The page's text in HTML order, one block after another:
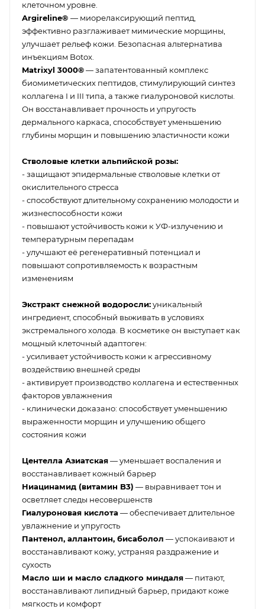
клеточном уровне.
Argireline® — миорелаксирующий пептид,
эффективно разглаживает мимические морщины,
улучшает рельеф кожи. Безопасная альтернатива
инъекциям Botox.
Matrixyl 3000®— запатентованный комплекс
биомиметических пептидов, стимулирующий синтез
коллагена I и III типа, а также гиалуроновой кислоты.
Он восстанавливает прочность и упругость
дермального каркаса, способствует уменьшению
глубины морщин и повышению эластичности кожи
Стволовые клетки альпийской розы:
- защищают эпидермальные стволовые клетки от
окислительного стресса
- способствуют длительному сохранению молодости и
жизнеспособности кожи
- повышают устойчивость кожи к УФ-излучению и
температурным перепадам
- улучшают её регенеративный потенциал и
повышают сопротивляемость к возрастным
изменениям
Экстракт снежной водоросли:уникальный
ингредиент, способный выживать в условиях
экстремального холода. В косметике он выступает как
мощный клеточный адаптоген:
- усиливает устойчивость кожи к агрессивному
воздействию внешней среды
- активирует производство коллагена и естественных
факторов увлажнения
- клинически доказано: способствует уменьшению
выраженности морщин и улучшению общего
состояния кожи
Центелла Азиатская— уменьшает воспаления и
восстанавливает кожный барьер
Ниацинамид (витамин B3) — выравнивает тон и
осветляет следы несовершенств
Гиалуроновая кислота — обеспечивает длительное
увлажнение и упругость
Пантенол, аллантоин, бисаболол — успокаивают и
восстанавливают кожу, устраняя раздражение и
сухость
Масло ши и масло сладкого миндаля— питают,
восстанавливают липидный барьер, придают коже
мягкость и комфорт